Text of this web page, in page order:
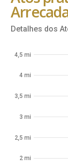
Detalhes dos
2 mi
2,5 mi
3 mi
3,5 mi
4 mi
4,5 mi